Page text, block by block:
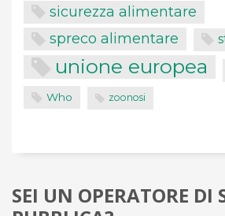
sicurezza alimentare
spreco alimentare
unione europea
Who zoonosi
SEI UN OPERATORE DI